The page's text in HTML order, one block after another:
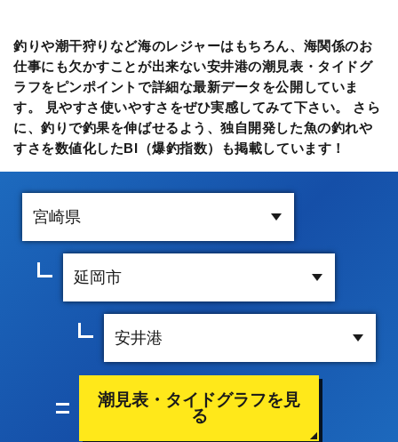
釣りや潮干狩りなど海のレジャーはもちろん、海関係のお
仕事にも欠かすことが出来ない安井港の潮見表・タイドグ
ラフをピンポイントで詳細な最新データを公開していま
す。 見やすさ使いやすさをぜひ実感してみて下さい。 さら
に、釣りで釣果を伸ばせるよう、独自開発した魚の釣れや
すさを数値化したBI（爆釣指数）も掲載しています！
潮見表・タイドグラフを見
る